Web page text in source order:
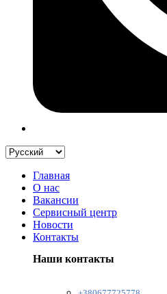
Главная
О нас
Вакансии
Сервисный центр
Новости
Контакты
Наши контакты